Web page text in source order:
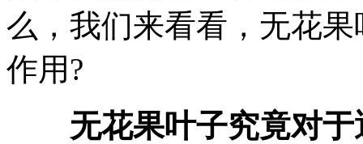
么，我们来看看，无花
作用?
无花果叶子究竟对